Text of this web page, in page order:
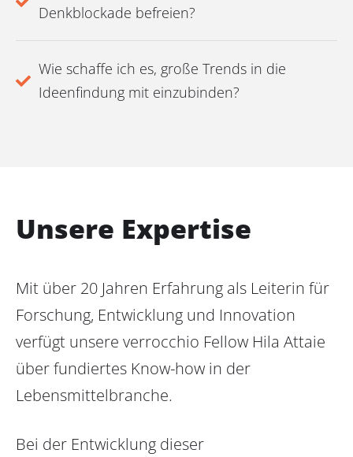
Denkblockade befreien?
Wie schaffe ich es, große Trends in die
Ideenfindung mit einzubinden?
Unsere Expertise
Mit über 20 Jahren Erfahrung als Leiterin für
Forschung, Entwicklung und Innovation
verfügt unsere verrocchio Fellow Hila Attaie
über fundiertes Know-how in der
Lebensmittelbranche.
Bei der Entwicklung dieser